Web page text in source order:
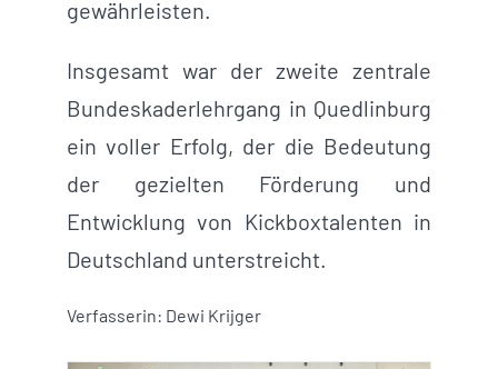
gewährleisten.
Insgesamt war der zweite zentrale
Bundeskaderlehrgang in Quedlinburg
ein voller Erfolg, der die Bedeutung
der gezielten Förderung und
Entwicklung von Kickboxtalenten in
Deutschland unterstreicht.
Verfasserin: Dewi Krijger